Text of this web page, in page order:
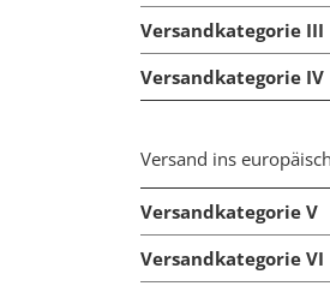
Versandkategorie III
Versandkategorie IV
Versand ins
Versandkategorie V
Versandkategorie VI